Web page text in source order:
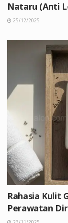
Nataru (Anti
25/12/2025
Rahasia Kulit
Perawatan